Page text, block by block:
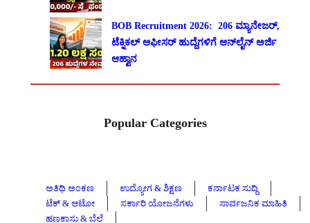
BOB Recruitment 2026: 206 ಮ್ಯಾನೇಜರ್,
ಟೆಕ್ನಿಕಲ್ ಆಫೀಸರ್ ಹುದ್ದೆಗಳಿಗೆ ಆನ್‌ಲೈನ್ ಅರ್ಜಿ
ಆಹ್ವಾನ
Popular Categories
ಅತಿಥಿ ಅಂಕಣ ಉದ್ಯೋಗ & ಶಿಕ್ಷಣ
ಕರ್ನಾಟಕ ಸುದ್ದಿ
ಟೆಕ್ & ಆಟೋ
ಸರ್ಕಾರಿ ಯೋಜನೆಗಳು
ಸಾರ್ವಜನಿಕ ಮಾಹಿತಿ
ಹಣಕಾಸು & ಬೆಲೆ